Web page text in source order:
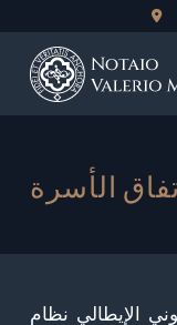
main
content
الأسرة
الإيطالي نظام